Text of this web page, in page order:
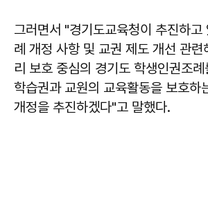
그러면서 "경기도교육청이 추진하고
례 개정 사항 및 교권 제도 개선 관련
리 보호 중심의 경기도 학생인권조례
학습권과 교원의 교육활동을 보호하
개정을 추진하겠다"고 말했다.